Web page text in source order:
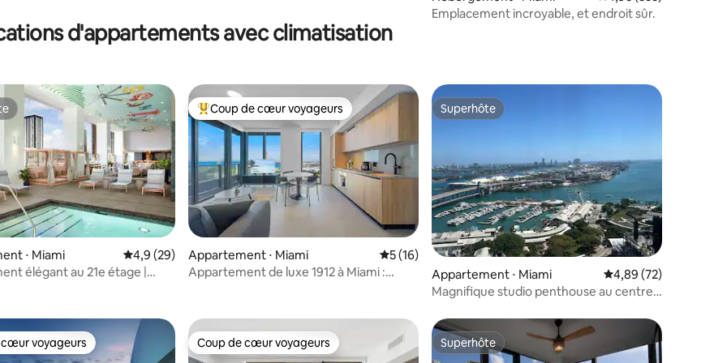
Emplacement incroyable, et endroit sûr.
d'appartements avec climatisation
sur la base de 21 commentaires : 5 sur 5
⋅ Miami Évaluation moyenne sur la base de 29 commentaires : 4,9 sur 5
4,9 (29)
élégant au 21e étage |
Coups de cœur voyageurs les plus appréciés
Coup de cœur voyageurs
Appartement ⋅ Miami Évaluation moyenne sur la base de 16 commentaires : 5 sur 5
5 (16)
Appartement de luxe 1912 à Miami :
Superhôte
Superhôte
Appartement ⋅ Miami Évaluation moyenne
4,89 (72)
Magnifique studio penthouse au centre-
cœur voyageurs
voyageurs Coup de cœur voyageurs
Coup de cœur voyageurs Superhôte
Superhôte